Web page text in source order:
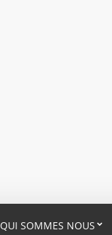
QUI SOMMES NOUS